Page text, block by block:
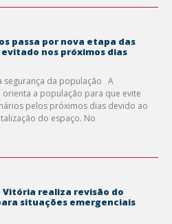
passa por nova etapa das
nos próximos dias
segurança da população A
a população para que evite
pelos próximos dias devido ao
do espaço. No
Vitória realiza revisão do
situações emergenciais